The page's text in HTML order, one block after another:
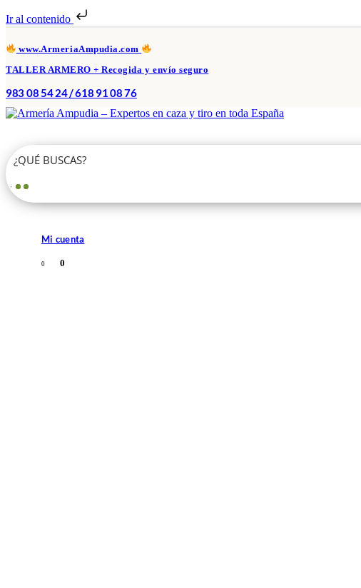
Ir al contenido
www.ArmeriaAmpudia.com
TALLER ARMERO + Recogida y envío seguro
983 08 54 24 / 618 91 08 76
Mi cuenta
0 0